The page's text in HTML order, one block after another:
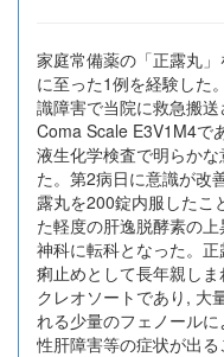
家庭常備薬の「正露丸
に至った1例を経験した
識障害で当院に救急搬
Coma Scale E3V1M4で
液生化学検査で明らか
た。第2病日に意識が改
露丸を200錠内服したこ
た軽度の肝逸脱酵素の
神科に転科となった。
痢止めとして長年親し
クレオソートであり, 大
れる少量のフェノール
性肝障害等の症状が出る